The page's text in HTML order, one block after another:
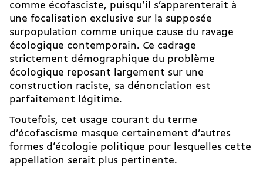
comme écofasciste, puisqu’il s’apparenterait à
une focalisation exclusive sur la supposée
surpopulation comme unique cause du ravage
écologique contemporain. Ce cadrage
strictement démographique du problème
écologique reposant largement sur une
construction raciste, sa dénonciation est
parfaitement légitime.
Toutefois, cet usage courant du terme
d’écofascisme masque certainement d’autres
formes d’écologie politique pour lesquelles cette
appellation serait plus pertinente.